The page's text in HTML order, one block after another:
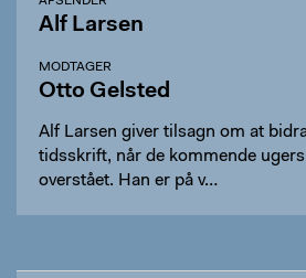
Alf Larsen
MODTAGER
Otto Gelsted
Alf Larsen giver tilsagn om at
tidsskrift, når de kommende
overstået. Han er på v…